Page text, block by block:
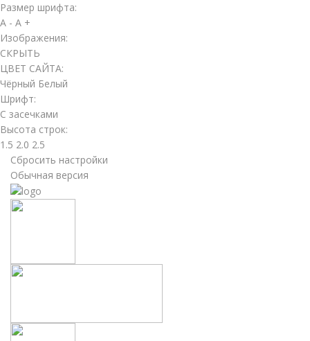
Размер шрифта:
A - A +
Изображения:
СКРЫТЬ
ЦВЕТ САЙТА:
Чёрный Белый
Шрифт:
С засечками
Высота строк:
1.5 2.0 2.5
Сбросить настройки
Обычная версия